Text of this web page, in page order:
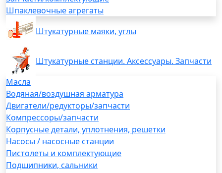
Шпаклевочные агрегаты
Штукатурные маяки, углы
Штукатурные станции. Аксессуары. Запчасти
Масла
Водяная/воздушная арматура
Двигатели/редукторы/запчасти
Компрессоры/запчасти
Корпусные детали, уплотнения, решетки
Насосы / насосные станции
Пистолеты и комплектующие
Подшипники, сальники